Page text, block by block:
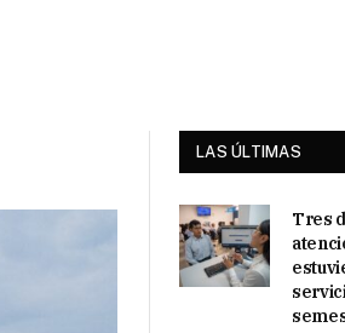
LAS ÚLTIMAS
Tres